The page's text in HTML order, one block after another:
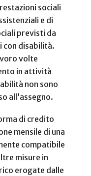
sociali
e di
previsti da
con disabilità.
volte
in attività
non sono
all’assegno.
di credito
mensile di una
compatibile
misure in
erogate dalle